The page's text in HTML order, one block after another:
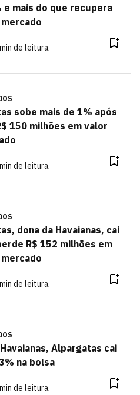
e mais do que recupera
de leitura
sobe mais de 1% após
150 milhões em valor
de leitura
dona da Havaianas, cai
R$ 152 milhões em
de leitura
Alpargatas cai
na bolsa
de leitura